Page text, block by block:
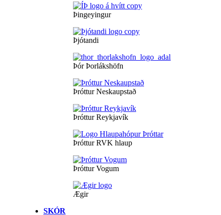
Þingeyingur
Þjótandi
Þór Þorlákshöfn
Þróttur Neskaupstað
Þróttur Reykjavík
Þróttur RVK hlaup
Þróttur Vogum
Ægir
SKÓR